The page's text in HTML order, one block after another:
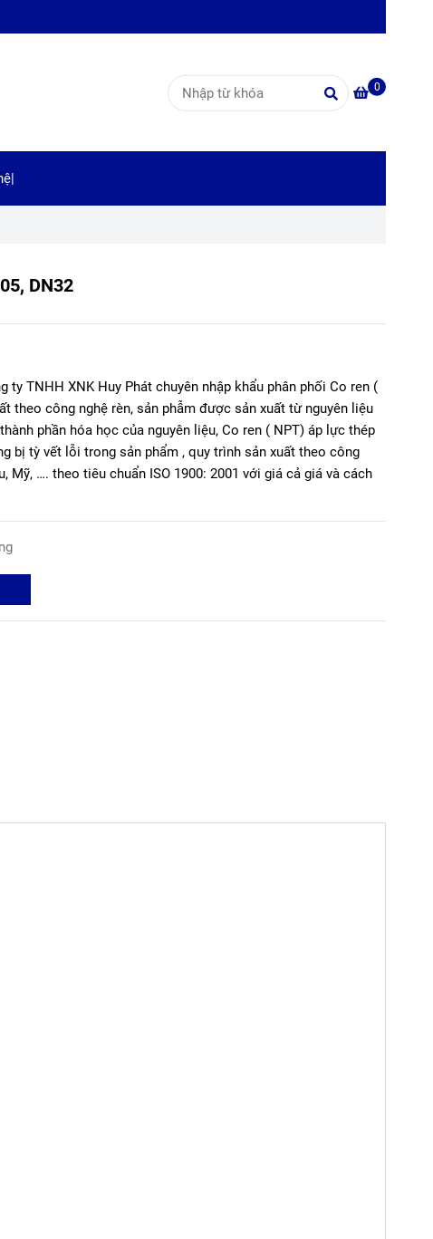
0
DN32
ty TNHH XNK Huy Phát chuyên nhập khẩu phân phối Co ren (
theo công nghệ rèn, sản phẫm được sản xuất từ nguyên liệu
phần hóa học của nguyên liệu, Co ren ( NPT) áp lực thép
bị tỳ vết lỗi trong sản phẩm , quy trình sản xuất theo công
Mỹ, …. theo tiêu chuẩn ISO 1900: 2001 với giá cả giá và cách